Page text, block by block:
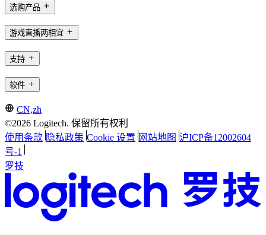
选购产品
游戏直播两相宜
支持
软件
CN,zh
©2026 Logitech. 保留所有权利
使用条款 隐私政策 Cookie 设置 网站地图 沪ICP备12002604
号-1
罗技